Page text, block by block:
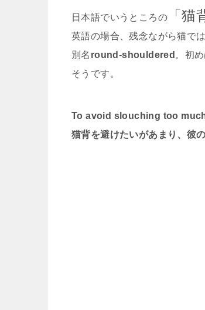
日本語でいうところの 「猫
英語の場合、残念ながら猫で
別名 round-shouldered 。初
そうです。
To avoid slouching too
猫背を避けたいがあまり、彼